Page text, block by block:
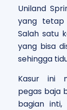
Uniland
yang tetap
Salah satu
yang bisa
sehingga
Kasur ini
pegas baja
bagian